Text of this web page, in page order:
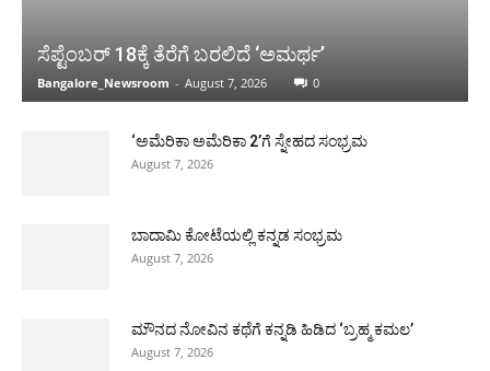
ಸೆಪ್ಟೆಂಬರ್ 18ಕ್ಕೆ ತೆರೆಗೆ ಬರಲಿದೆ ‘ಅಮರ್ಥ’
Bangalore_Newsroom - August 7, 2026 0
‘ಅಮೆರಿಕಾ ಅಮೆರಿಕಾ 2’ಗೆ ಸ್ನೇಹದ ಸಂಭ್ರಮ
August 7, 2026
ಬಾದಾಮಿ ಕೋಟೆಯಲ್ಲಿ ಕನ್ನಡ ಸಂಭ್ರಮ
August 7, 2026
ಮೌನದ ನೋವಿನ ಕಥೆಗೆ ಕನ್ನಡಿ ಹಿಡಿದ ‘ಬ್ರಹ್ಮ ಕಮಲ’
August 7, 2026